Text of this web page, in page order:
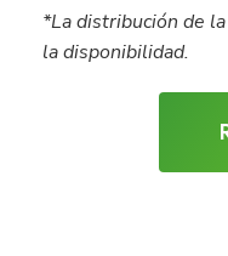
*La distribución de
la disponibilidad.